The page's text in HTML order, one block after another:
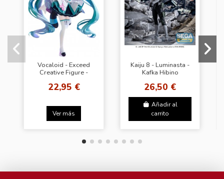
Vocaloid - Exceed
Creative Figure -
Rascal
22,95 €
Ver más
Kaiju 8 - Luminasta -
Kafka Hibino
26,50 €
Añadir al
carrito